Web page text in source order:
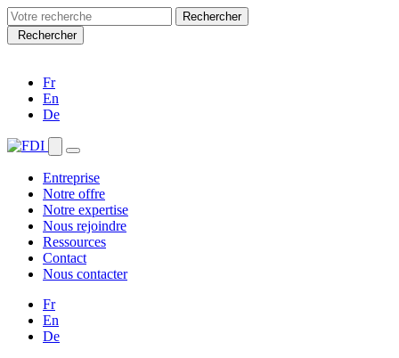
Search
for:Rechercher
Fr
En
De
Entreprise
Notre offre
Notre expertise
Nous rejoindre
Ressources
Contact
Nous contacter
Fr
En
De